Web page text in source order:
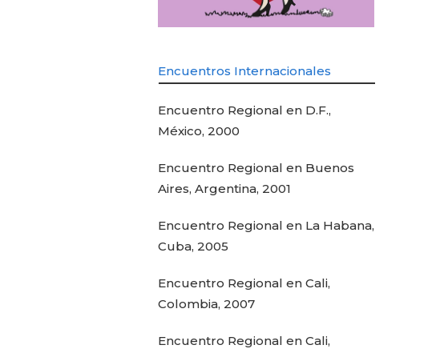
Encuentros Internacionales
Encuentro Regional en D.F.,
México, 2000
Encuentro Regional en Buenos
Aires, Argentina, 2001
Encuentro Regional en La Habana,
Cuba, 2005
Encuentro Regional en Cali,
Colombia, 2007
Encuentro Regional en Cali,